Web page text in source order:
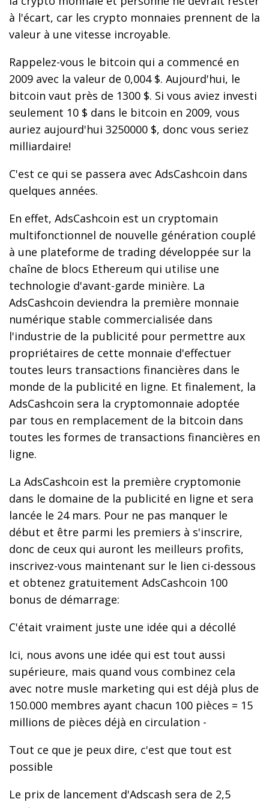
à l'écart, car les crypto monnaies prennent de la
valeur à une vitesse incroyable.
Rappelez-vous le bitcoin qui a commencé en
2009 avec la valeur de 0,004 $. Aujourd'hui, le
bitcoin vaut près de 1300 $. Si vous aviez investi
seulement 10 $ dans le bitcoin en 2009, vous
auriez aujourd'hui 3250000 $, donc vous seriez
milliardaire!
C'est ce qui se passera avec AdsCashcoin dans
quelques années.
En effet, AdsCashcoin est un cryptomain
multifonctionnel de nouvelle génération couplé
à une plateforme de trading développée sur la
chaîne de blocs Ethereum qui utilise une
technologie d'avant-garde minière. La
AdsCashcoin deviendra la première monnaie
numérique stable commercialisée dans
l'industrie de la publicité pour permettre aux
propriétaires de cette monnaie d'effectuer
toutes leurs transactions financières dans le
monde de la publicité en ligne. Et finalement, la
AdsCashcoin sera la cryptomonnaie adoptée
par tous en remplacement de la bitcoin dans
toutes les formes de transactions financières en
ligne.
La AdsCashcoin est la première cryptomonie
dans le domaine de la publicité en ligne et sera
lancée le 24 mars. Pour ne pas manquer le
début et être parmi les premiers à s'inscrire,
donc de ceux qui auront les meilleurs profits,
inscrivez-vous maintenant sur le lien ci-dessous
et obtenez gratuitement AdsCashcoin 100
bonus de démarrage:
C'était vraiment juste une idée qui a décollé
Ici, nous avons une idée qui est tout aussi
supérieure, mais quand vous combinez cela
avec notre musle marketing qui est déjà plus de
150.000 membres ayant chacun 100 pièces = 15
millions de pièces déjà en circulation -
Tout ce que je peux dire, c'est que tout est
possible
Le prix de lancement d'Adscash sera de 2,5